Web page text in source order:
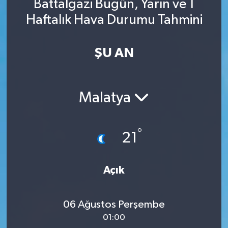
Battalgazi Bugün, Yarın ve 1
Haftalık Hava Durumu Tahmini
ŞU AN
Malatya
21°
Açık
06 Ağustos Perşembe
01:00